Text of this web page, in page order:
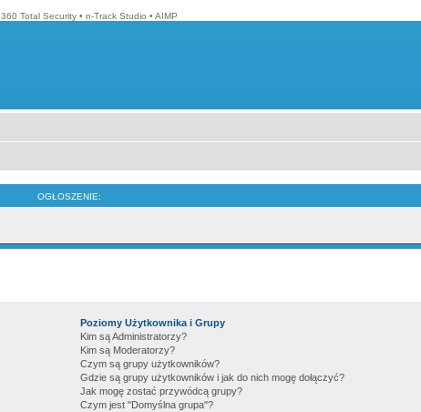
360 Total Security • n-Track Studio • AIMP
OGŁOSZENIE:
Poziomy Użytkownika i Grupy
Kim są Administratorzy?
Kim są Moderatorzy?
Czym są grupy użytkowników?
Gdzie są grupy użytkowników i jak do nich mogę dołączyć?
Jak mogę zostać przywódcą grupy?
Czym jest "Domyślna grupa"?